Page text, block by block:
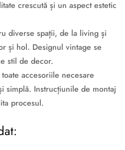
crescută și un aspect estetic
diverse spații, de la living și
și hol. Designul vintage se
stil de decor.
accesoriile necesare
simplă. Instrucțiunile de montaj
procesul.